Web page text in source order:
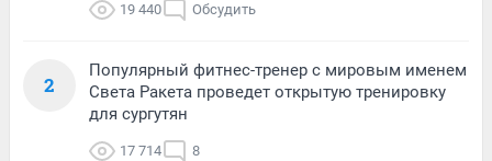
19 440 Обсудить
2
Популярный фитнес-тренер с мировым именем
Света Ракета проведет открытую тренировку
для сургутян
17 714 8